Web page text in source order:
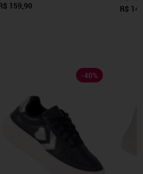
159,90
R$
-40%